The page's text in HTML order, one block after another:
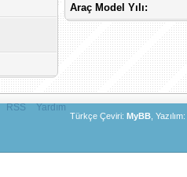
Araç Model Yılı:
RSS Yardım
Türkçe Çeviri: MyBB, Yazılım: